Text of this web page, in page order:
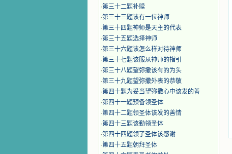
·第三十二题补赎
·第三十三题该有一位神师
·第三十四题神师是天主的代表
·第三十五题选择神师
·第三十六题该怎么样对待神师
·第三十七题该服从神师的指引
·第三十八题望弥撒该有的为头
·第三十九题望弥撒外表的恭敬
·第四十题为妥当望弥撒心中该发的善
·第四十一题预备领圣体
·第四十二题领圣体该发的善情
·第四十三题该勤领圣体
·第四十四题领了圣体该感谢
·第四十五题朝拜圣体